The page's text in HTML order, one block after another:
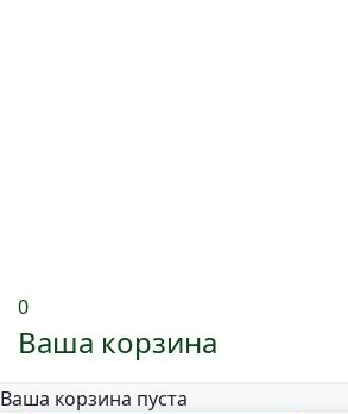
0
Ваша корзина
Ваша корзина пуста